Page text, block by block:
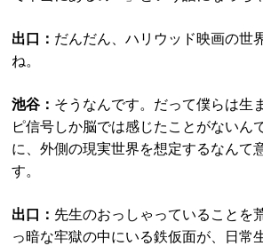
出口： だんだん、ハリウッド映画の世
ね。
池谷： そうなんです。だって僕らは生
ピ信号しか脳では感じたことがないん
に、外側の現実世界を想定するなんて
す。
出口： 先生のおっしゃっていることを
っ暗な牢獄の中にいる鉄仮面が、日常